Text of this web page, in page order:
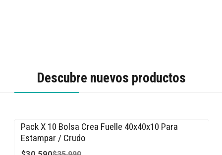
Descubre nuevos productos
-15% OFF
Pack X 10 Bolsa Crea Fuelle 40x40x10 Para
Estampar / Crudo